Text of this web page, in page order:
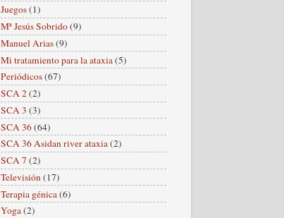
Juegos(1)
Mª Jesús Sobrido(9)
Manuel Arias(9)
Mi tratamiento para la ataxia(5)
Periódicos(67)
SCA 2(2)
SCA 3 (3)
SCA 36(64)
SCA 36 Asidan river ataxia(2)
SCA 7 (2)
Televisión(17)
Terapia génica(6)
Yoga(2)